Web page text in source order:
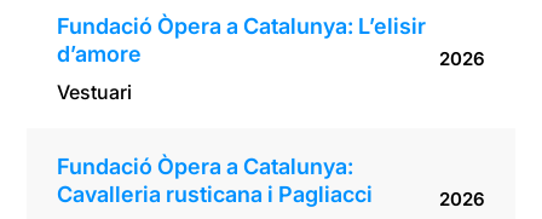
Fundació Òpera a Catalunya: L’elisir
d’amore
Vestuari
2026
Fundació Òpera a Catalunya:
Cavalleria rusticana i Pagliacci
2026